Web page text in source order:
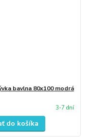
bavlna 80x100 modrá
3-7 dní
do košíka